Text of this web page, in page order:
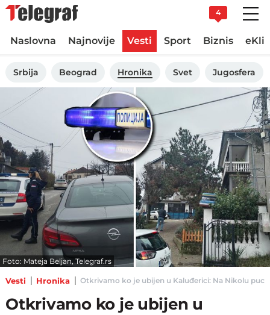
4
Naslovna Najnovije Vesti Sport Biznis
Srbija Beograd Hronika Svet Jugosfera
Foto: Mateja Beljan, Telegraf.rs
Vesti Hronika Otkrivamo ko je ubijen u Kaluđerici: Na Nikolu
Otkrivamo ko je ubijen u